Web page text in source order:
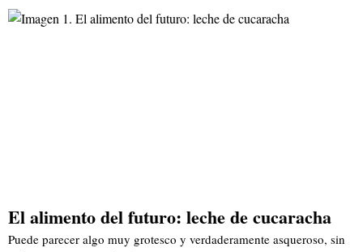
El alimento del futuro: leche de cucaracha
Puede parecer algo muy grotesco y verdaderamente asqueroso, sin